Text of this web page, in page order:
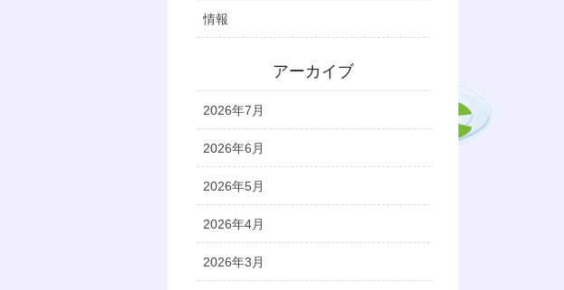
情報
アーカイブ
2026年7月
2026年6月
2026年5月
2026年4月
2026年3月